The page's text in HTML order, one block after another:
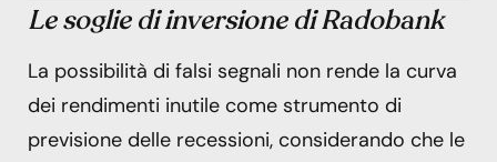
Le soglie di inversione di Radobank
La possibilità di falsi segnali non rende la curva
dei rendimenti inutile come strumento di
previsione delle recessioni, considerando che le